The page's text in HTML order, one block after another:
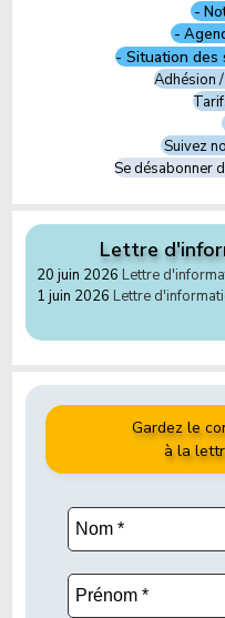
-
-
- Situation des
Adhésion
Suivez
Se désabonner
Lettre
20 juin 2026 Lettre
1 juin 2026 Lettre
Gardez le
à la